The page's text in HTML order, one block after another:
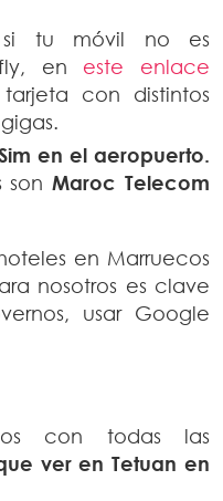
tu móvil no es
en este enlace
con distintos
en el aeropuerto.
sonMaroc Telecom
en Marruecos
nosotros es clave
usar Google
con todas las
ver en Tetuan en